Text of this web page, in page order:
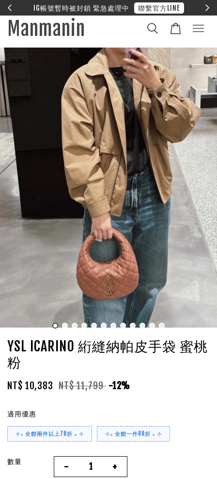
❤︎ 全館滿兩萬享免運
Manmanin
YSL ICARINO 絎縫納帕皮手袋 蜜桃
粉
NT$ 10,383 NT$ 11,799 -12%
適用優惠
⊹₊ 全館兩件以上78折 ₊ ⊹ ⊹₊ 全館一件88折 ₊ ⊹
數量 - +